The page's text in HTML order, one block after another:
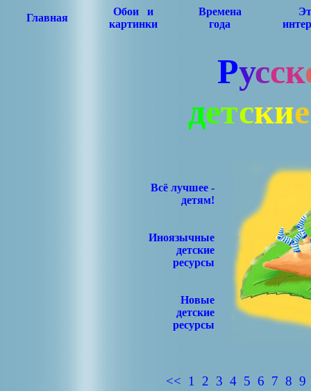
Главная
Обои и
картинки
Времена
года
Русск
детские
Всё лучшее -
детям!
Иноязычные
детские
ресурсы
Новые
детские
ресурсы
<< 1 2 3 4 5 6 7 8 9